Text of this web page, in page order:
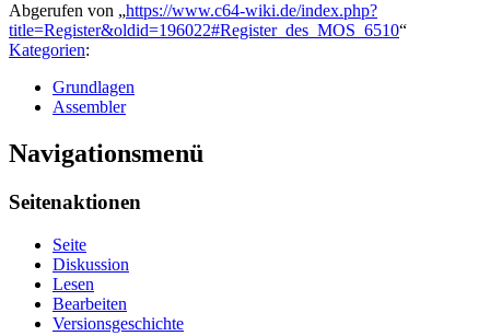
Abgerufen von „https://www.c64-wiki.de/index.php?
title=Register&oldid=196022#Register_des_MOS_6510“
Kategorien:
Grundlagen
Assembler
Navigationsmenü
Seitenaktionen
Seite
Diskussion
Lesen
Bearbeiten
Versionsgeschichte